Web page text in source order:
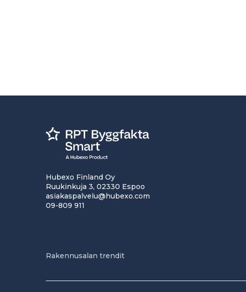
Hubexo Finland Oy
Ruukinkuja 3, 02330 Espoo
asiakaspalvelu@hubexo.com
09-809 911
Rakennusalan trendit